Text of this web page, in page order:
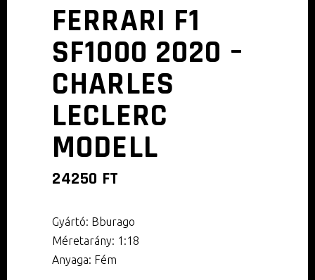
FERRARI F1
SF1000 2020 –
CHARLES
LECLERC
MODELL
24250 FT
Gyártó: Bburago
Méretarány: 1:18
Anyaga: Fém